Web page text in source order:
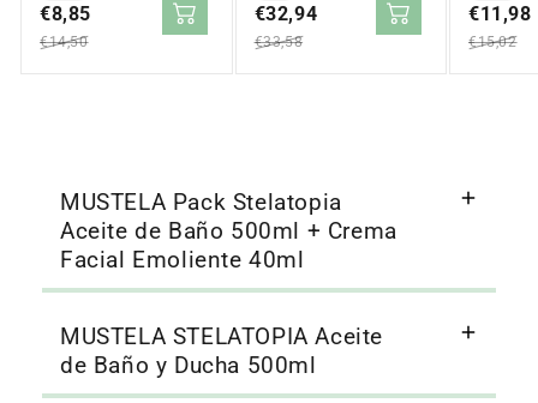
en
€8,85
regular
€14,50
en
€32,94
regular
€33,58
en
€11,98
regular
€15,02
MUSTELA Pack Stelatopia
Aceite de Baño 500ml + Crema
Facial Emoliente 40ml
MUSTELA STELATOPIA Aceite
de Baño y Ducha 500ml